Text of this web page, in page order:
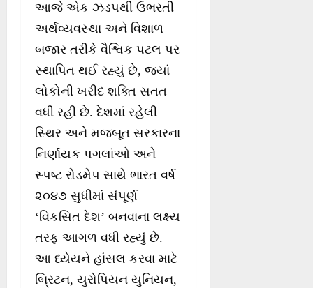
આજે એક ઝડપથી ઉભરતી
અર્થવ્યવસ્થા અને વિશાળ
બજાર તરીકે વૈશ્વિક પટલ પર
સ્થાપિત થઈ રહ્યું છે, જ્યાં
લોકોની ખરીદ શક્તિ સતત
વધી રહી છે. દેશમાં રહેલી
સ્થિર અને મજબૂત સરકારના
નિર્ણાયક પગલાંઓ અને
સ્પષ્ટ રોડમેપ સાથે ભારત વર્ષ
૨૦૪૭ સુધીમાં સંપૂર્ણ
‘વિકસિત દેશ’ બનવાના લક્ષ્ય
તરફ આગળ વધી રહ્યું છે.
આ ધ્યેયને હાંસલ કરવા માટે
બ્રિટન, યુરોપિયન યુનિયન,